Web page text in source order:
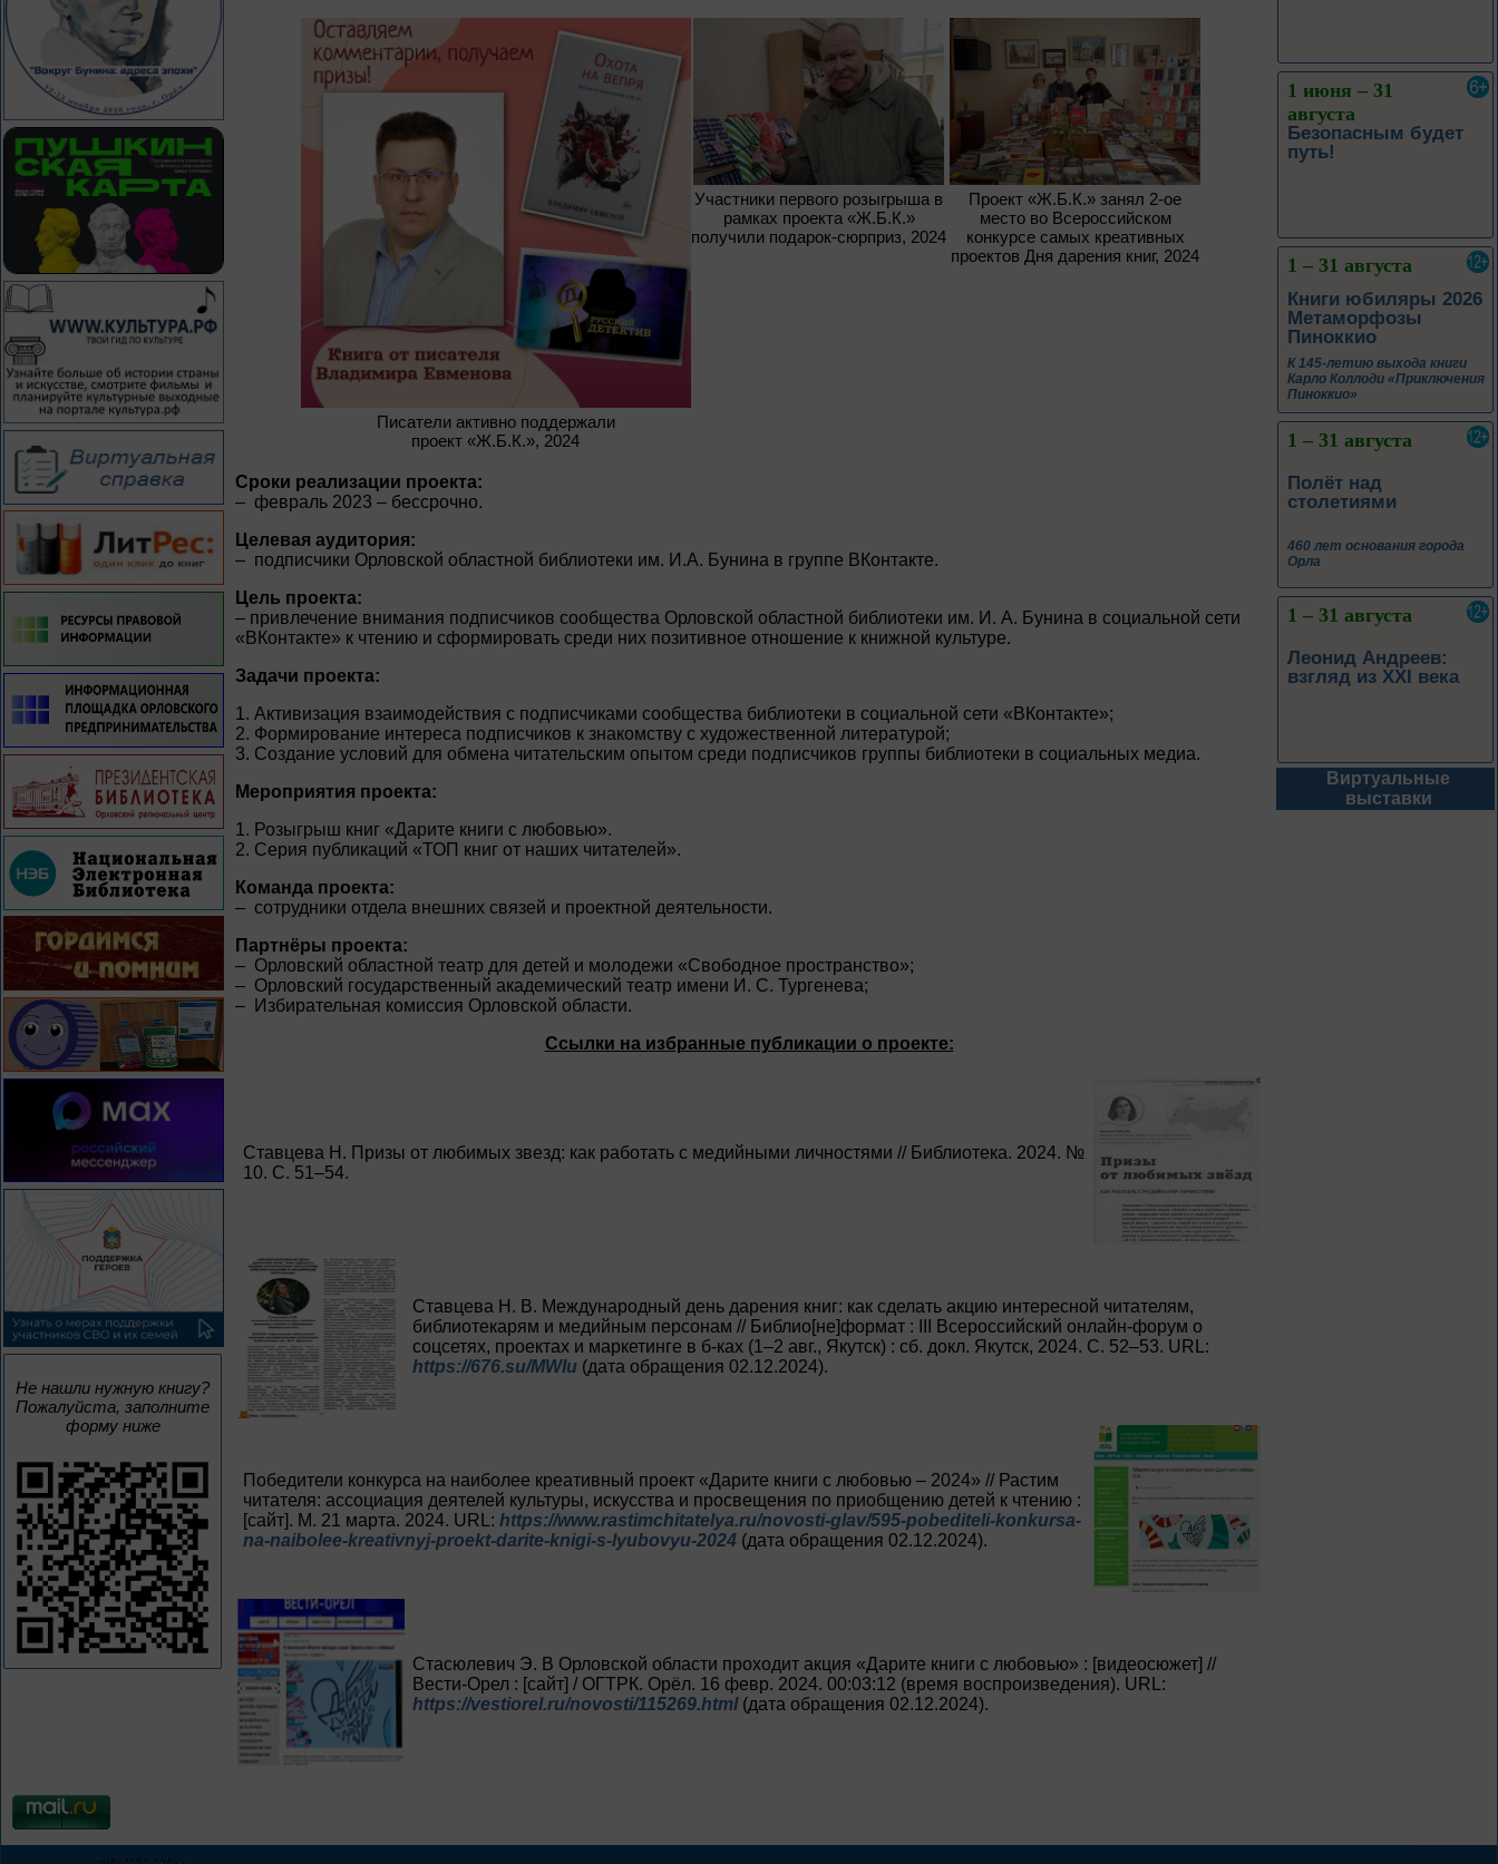
Не нашли нужную книгу?
Пожалуйста, заполните
форму ниже
Писатели активно поддержали
проект «Ж.Б.К.», 2024
Участники первого розыгрыша в
рамках проекта «Ж.Б.К.»
получили подарок-сюрприз, 2024
Проект «Ж.Б.К.» занял 2-ое
место во Всероссийском
конкурсе самых креативных
проектов Дня дарения книг, 2024
Сроки реализации проекта:
– февраль 2023 – бессрочно.
Целевая аудитория:
– подписчики Орловской областной библиотеки им. И.А. Бунина в группе ВКонтакте.
Цель проекта:
– привлечение внимания подписчиков сообщества Орловской областной библиотеки им. И. А. Бунина в социальной сети
«ВКонтакте» к чтению и сформировать среди них позитивное отношение к книжной культуре.
Задачи проекта:
1. Активизация взаимодействия с подписчиками сообщества библиотеки в социальной сети «ВКонтакте»;
2. Формирование интереса подписчиков к знакомству с художественной литературой;
3. Создание условий для обмена читательским опытом среди подписчиков группы библиотеки в социальных медиа.
Мероприятия проекта:
1. Розыгрыш книг «Дарите книги с любовью».
2. Серия публикаций «ТОП книг от наших читателей».
Команда проекта:
– сотрудники отдела внешних связей и проектной деятельности.
Партнёры проекта:
– Орловский областной театр для детей и молодежи «Свободное пространство»;
– Орловский государственный академический театр имени И. С. Тургенева;
– Избирательная комиссия Орловской области.
Ссылки на избранные публикации о проекте:
Ставцева Н. Призы от любимых звезд: как работать с медийными личностями // Библиотека. 2024. №
10. С. 51–54.
Ставцева Н. В. Международный день дарения книг: как сделать акцию интересной читателям,
библиотекарям и медийным персонам // Библио[не]формат : III Всероссийский онлайн-форум о
соцсетях, проектах и маркетинге в б-ках (1–2 авг., Якутск) : сб. докл. Якутск, 2024. С. 52–53. URL:
https://676.su/MWIu (дата обращения 02.12.2024).
Победители конкурса на наиболее креативный проект «Дарите книги с любовью – 2024» // Растим
читателя: ассоциация деятелей культуры, искусства и просвещения по приобщению детей к чтению :
[сайт]. М. 21 марта. 2024. URL: https://www.rastimchitatelya.ru/novosti-glav/595-pobediteli-konkursa-
na-naibolee-kreativnyj-proekt-darite-knigi-s-lyubovyu-2024 (дата обращения 02.12.2024).
Стасюлевич Э. В Орловской области проходит акция «Дарите книги с любовью» : [видеосюжет] //
Вести-Орел : [сайт] / ОГТРК. Орёл. 16 февр. 2024. 00:03:12 (время воспроизведения). URL:
https://vestiorel.ru/novosti/115269.html (дата обращения 02.12.2024).
1 июня – 31
августа
Безопасным будет
путь!
1 – 31 августа
Книги юбиляры 2026
Метаморфозы
Пиноккио
К 145-летию выхода книги
Карло Коллоди «Приключения
Пиноккио»
1 – 31 августа
Полёт над
столетиями
460 лет основания города
Орла
1 – 31 августа
Леонид Андреев:
взгляд из XXI века
1 – 31 августа
1 – 31 августа
Виртуальные
выставки